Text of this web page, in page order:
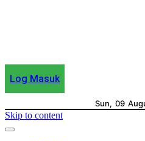
Log Masuk
Sun, 09
Skip to content